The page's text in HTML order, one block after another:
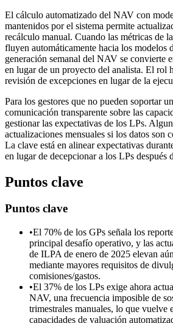
El cálculo automatizado del NAV con
mantenidos por el sistema permite
recálculo manual. Cuando las métricas de
fluyen automáticamente hacia los modelos
generación semanal del NAV se convierte
en lugar de un proyecto del analista. El rol
revisión de excepciones en lugar de la
Para los gestores que no pueden soportar
comunicación transparente sobre las
gestionar las expectativas de los LPs.
actualizaciones mensuales si los datos son
La clave está en alinear expectativas
en lugar de decepcionar a los LPs después
Puntos clave
Puntos clave
•El 70% de los GPs señala los
principal desafío operativo, y las
de ILPA de enero de 2025 elevan
mediante mayores requisitos de
comisiones/gastos.
•El 37% de los LPs exige ahora
NAV, una frecuencia imposible de
trimestrales manuales, lo que vuelve
capacidades de valuación